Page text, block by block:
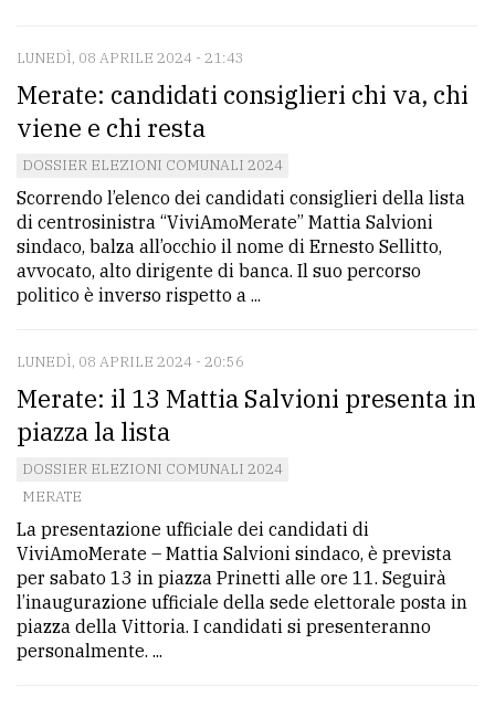
LUNEDÌ, 08 APRILE 2024 - 21:43
Merate: candidati consiglieri chi va, chi
viene e chi resta
DOSSIER ELEZIONI COMUNALI 2024
Scorrendo l’elenco dei candidati consiglieri della lista
di centrosinistra “ViviAmoMerate” Mattia Salvioni
sindaco, balza all’occhio il nome di Ernesto Sellitto,
avvocato, alto dirigente di banca. Il suo percorso
politico è inverso rispetto a ...
LUNEDÌ, 08 APRILE 2024 - 20:56
Merate: il 13 Mattia Salvioni presenta in
piazza la lista
DOSSIER ELEZIONI COMUNALI 2024
MERATE
La presentazione ufficiale dei candidati di
ViviAmoMerate – Mattia Salvioni sindaco, è prevista
per sabato 13 in piazza Prinetti alle ore 11. Seguirà
l’inaugurazione ufficiale della sede elettorale posta in
piazza della Vittoria. I candidati si presenteranno
personalmente. ...